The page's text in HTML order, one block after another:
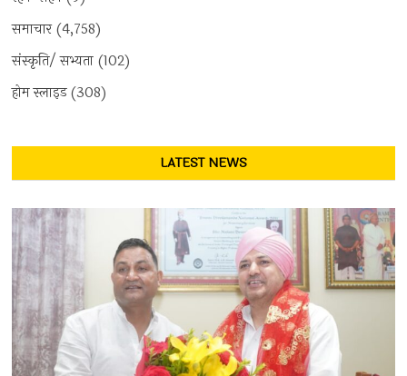
समाचार(4,758)
संस्कृति/ सभ्यता (102)
होम स्लाइड(308)
LATEST NEWS